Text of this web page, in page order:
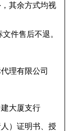
其余方式均视
件售后不退。
理有限公司
大厦支行
）证明书、授